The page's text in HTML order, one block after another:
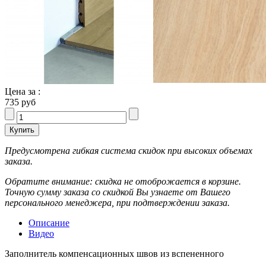
Цена за :
735 руб
Предусмотрена гибкая система скидок при высоких объемах
заказа.
Обратите внимание: скидка не отоброжается в корзине.
Точную сумму заказа со скидкой Вы узнаете от Вашего
персонального менеджера, при подтверждении заказа.
Описание
Видео
Заполнитель компенсационных швов из вспененного